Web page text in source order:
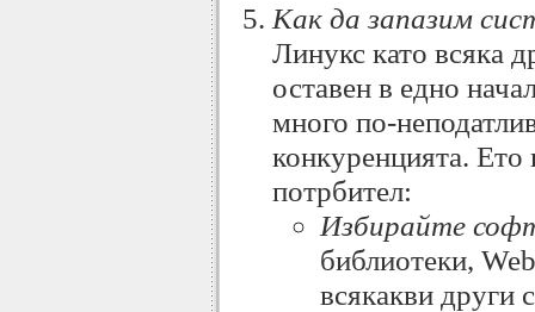
Как да запазим
Линукс като всяка
оставен в едно
много по-
конкуренцията.
потрбител:
Избирайте
библиотеки,
всякакви други